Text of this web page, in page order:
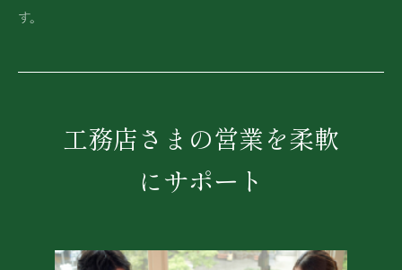
す。
工務店さまの営業を柔軟
にサポート